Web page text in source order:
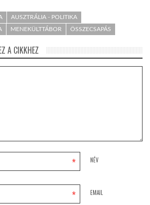
AUSZTRÁLIA - POLITIKA
MENEKÜLTTÁBOR ÖSSZECSAPÁS
A CIKKHEZ
NÉV
*
EMAIL
*